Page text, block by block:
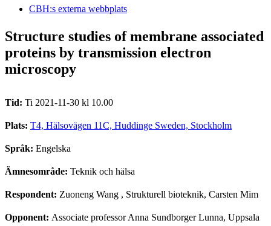
CBH:s externa webbplats
Structure studies of membrane associated
proteins by transmission electron
microscopy
Tid: Ti 2021-11-30 kl 10.00
Plats: T4, Hälsovägen 11C, Huddinge Sweden, Stockholm
Språk: Engelska
Ämnesområde: Teknik och hälsa
Respondent: Zuoneng Wang , Strukturell bioteknik, Carsten Mim
Opponent: Associate professor Anna Sundborger Lunna, Uppsala